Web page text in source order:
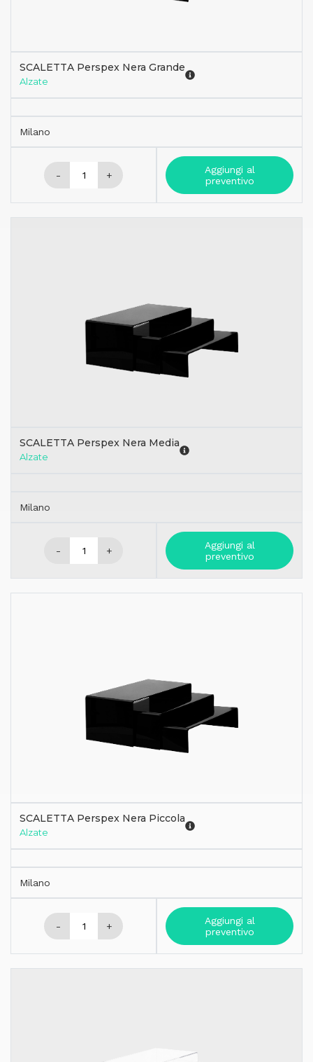
SCALETTA Perspex Nera Grande
Alzate
Milano
- +
Aggiungi al
preventivo
SCALETTA Perspex Nera Media
Alzate
Milano
- +
Aggiungi al
preventivo
SCALETTA Perspex Nera Piccola
Alzate
Milano
- +
Aggiungi al
preventivo